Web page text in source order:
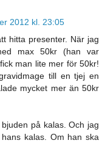
2012 kl. 23:05
hitta presenter. När jag
max 50kr (han var
man lite mer för 50kr!
till en tjej en
mycket mer än 50kr
på kalas. Och jag
kalas. Om han ska